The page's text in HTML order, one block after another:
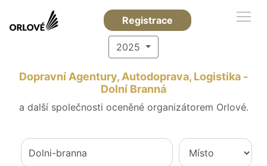
Registrace
2025
Dopravní Agentury, Autodoprava, Logistika -
Dolní Branná
a další společnosti oceněné organizátorem Orlové.